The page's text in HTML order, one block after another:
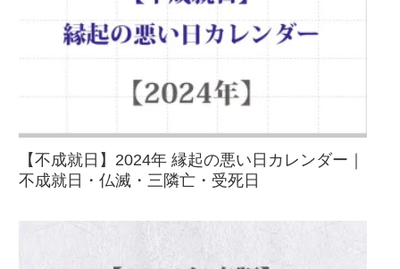
【不成就日】2024年 縁起の悪い日カレンダー｜
不成就日・仏滅・三隣亡・受死日